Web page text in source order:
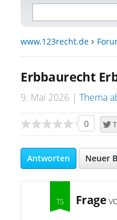
www.123recht.de
Erbbaurecht
9. Mai 2026 Thema
0
Antworten Neuer
Frage